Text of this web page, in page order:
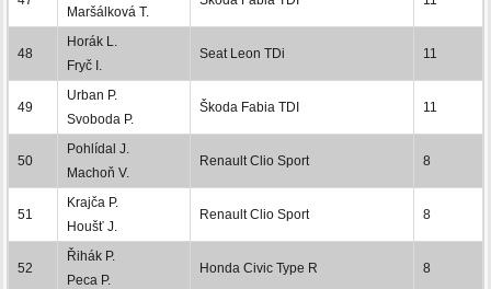
Maršálková T.
48
Horák L.
Fryč I.
Seat Leon TDi 11
49
Urban P.
Svoboda P.
Škoda Fabia TDI 11
50
Pohlídal J.
Machoň V.
Renault Clio Sport 8
51
Krajča P.
Houšť J.
Renault Clio Sport 8
52
Řihák P.
Peca P.
Honda Civic Type R 8